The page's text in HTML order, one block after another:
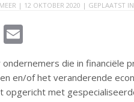
| 12 OKTOBER 2020 | GEPLAATST
W
h
ai
l
ondernemers die in financiële
en/of het veranderende
opgericht met